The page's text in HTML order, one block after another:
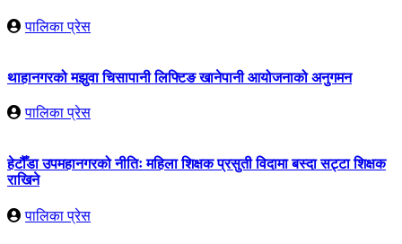
पालिका प्रेस
थाहानगरको मझुवा चिसापानी लिफ्टिङ खानेपानी आयोजनाको अनुगमन
पालिका प्रेस
हेटौँडा उपमहानगरको नीतिः महिला शिक्षक प्रसुती विदामा बस्दा सट्टा शिक्षक
राखिने
पालिका प्रेस